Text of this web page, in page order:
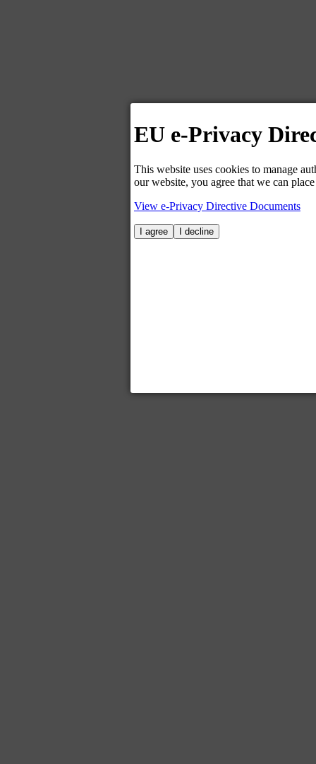
EU e-Privacy
This website uses cookies to manage
our website, you agree that we can
View e-Privacy Directive Documents
I agree I decline